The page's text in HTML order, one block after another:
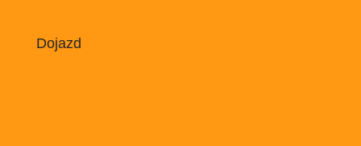
Dojazd